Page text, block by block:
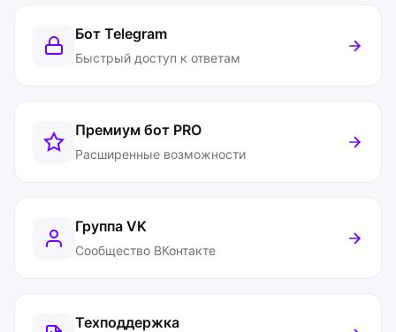
Бот Telegram
Быстрый доступ к ответам
Премиум бот PRO
Расширенные возможности
Группа VK
Сообщество ВКонтакте
Техподдержка